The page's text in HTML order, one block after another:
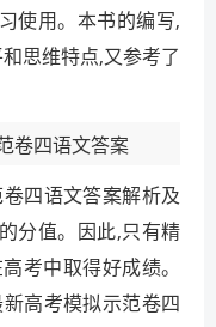
使用。本书的编写,
思维特点,又参考了
卷四语文答案
四语文答案解析及
分值。因此,只有精
考中取得好成绩。
高考模拟示范卷四